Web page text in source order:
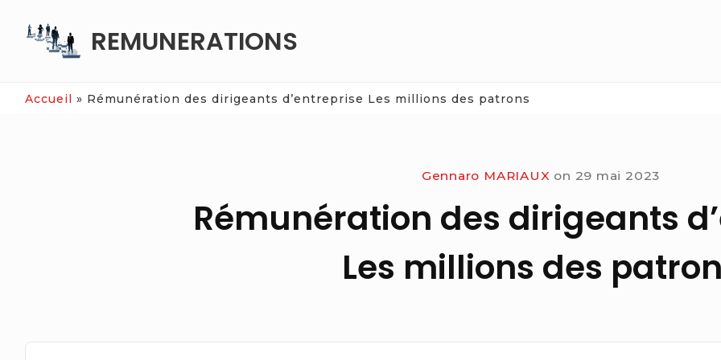
REMUNERATIONS
Accueil » Rémunération des dirigeants d’entreprise Les millions des patrons
Gennaro MARIAUX on 29 mai 2023
Rémunération des dirigeants
Les millions des